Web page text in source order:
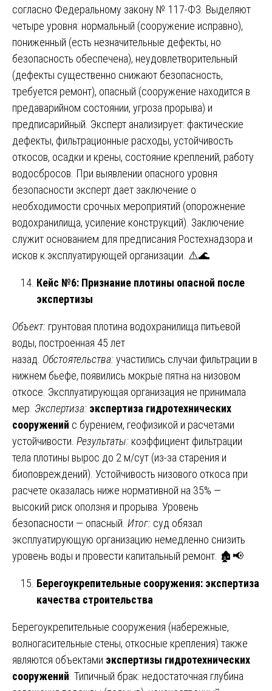
согласно Федеральному закону № 117-ФЗ. Выделяют
четыре уровня: нормальный (сооружение исправно),
пониженный (есть незначительные дефекты, но
безопасность обеспечена), неудовлетворительный
(дефекты существенно снижают безопасность,
требуется ремонт), опасный (сооружение находится в
предаварийном состоянии, угроза прорыва) и
предписарийный. Эксперт анализирует: фактические
дефекты, фильтрационные расходы, устойчивость
откосов, осадки и крены, состояние креплений, работу
водосбросов. При выявлении опасного уровня
безопасности эксперт дает заключение о
необходимости срочных мероприятий (опорожнение
водохранилища, усиление конструкций). Заключение
служит основанием для предписания Ростехнадзора и
исков к эксплуатирующей организации. ⚠️🌊
Кейс №6: Признание плотины опасной после
экспертизы
Объект: грунтовая плотина водохранилища питьевой
воды, построенная 45 лет
назад. Обстоятельства: участились случаи фильтрации в
нижнем бьефе, появились мокрые пятна на низовом
откосе. Эксплуатирующая организация не принимала
мер. Экспертиза: экспертиза гидротехнических
сооружений с бурением, геофизикой и расчетами
устойчивости. Результаты: коэффициент фильтрации
тела плотины вырос до 2 м/сут (из-за старения и
биоповреждений). Устойчивость низового откоса при
расчете оказалась ниже нормативной на 35% —
высокий риск оползня и прорыва. Уровень
безопасности — опасный. Итог: суд обязал
эксплуатирующую организацию немедленно снизить
уровень воды и провести капитальный ремонт. 🏚️📢
Берегоукрепительные сооружения: экспертиза
качества строительства
Берегоукрепительные сооружения (набережные,
волногасительные стены, откосные крепления) также
являются объектами экспертизы гидротехнических
сооружений . Типичный брак: недостаточная глубина